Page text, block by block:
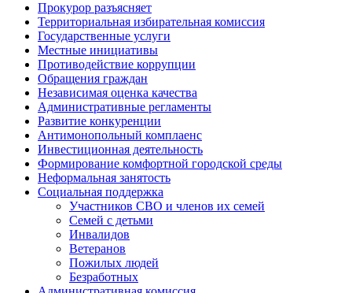
Прокурор разъясняет
Территориальная избирательная комиссия
Государственные услуги
Местные инициативы
Противодействие коррупции
Обращения граждан
Независимая оценка качества
Административные регламенты
Развитие конкуренции
Антимонопольный комплаенс
Инвестиционная деятельность
Формирование комфортной городской среды
Неформальная занятость
Социальная поддержка
Участников СВО и членов их семей
Семей с детьми
Инвалидов
Ветеранов
Пожилых людей
Безработных